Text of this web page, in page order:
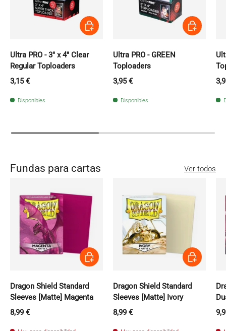
Ultra PRO - 3" x 4" Clear
Regular Toploaders
Precio normal
3,15 €
Disponibles
Añadir al carrito
Ultra PRO - GREEN
Toploaders
Precio normal
3,95 €
Disponibles
Añadir al
Fundas para cartas Ver todos
Dragon Shield Standard
Sleeves [Matte] Magenta
Precio normal
8,99 €
Añadir al carrito
Dragon Shield Standard
Sleeves [Matte] Ivory
Precio normal
8,99 €
Añadir al